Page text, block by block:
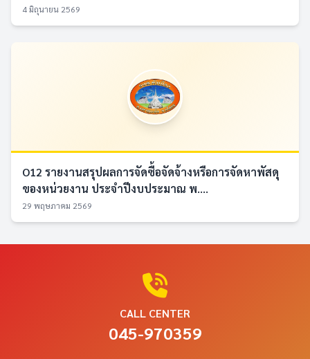
4 มิถุนายน 2569
O12 รายงานสรุปผลการจัดซื้อจัดจ้างหรือการจัดหาพัสดุ
ของหน่วยงาน ประจำปีงบประมาณ พ....
29 พฤษภาคม 2569
CALL CENTER
045-970359